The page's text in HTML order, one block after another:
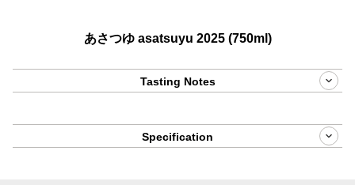
あさつゆ asatsuyu 2025 (750ml)
Tasting Notes
Specification